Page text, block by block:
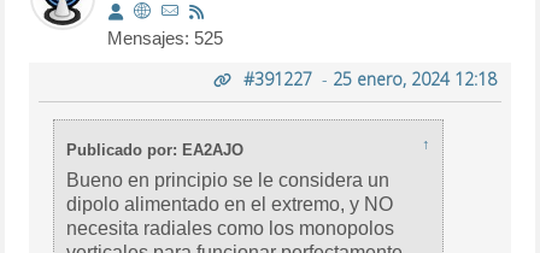
Mensajes: 525
#391227- 25 enero, 2024 12:18
Publicado por: EA2AJO ↑
Bueno en principio se le considera un
dipolo alimentado en el extremo, y NO
necesita radiales como los monopolos